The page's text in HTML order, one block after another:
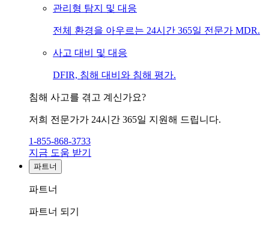
관리형 탐지 및 대응
전체 환경을 아우르는 24시간 365일 전문가 MDR.
사고 대비 및 대응
DFIR, 침해 대비와 침해 평가.
침해 사고를 겪고 계신가요?
저희 전문가가 24시간 365일 지원해 드립니다.
1-855-868-3733
지금 도움 받기
파트너
파트너
파트너 되기